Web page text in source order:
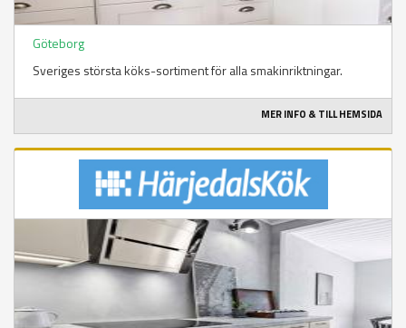
Göteborg
Sveriges största köks-sortiment för alla smakinriktningar.
MER INFO & TILL HEMSIDA